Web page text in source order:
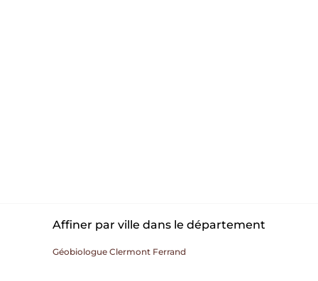
Affiner par ville dans le département
Géobiologue Clermont Ferrand